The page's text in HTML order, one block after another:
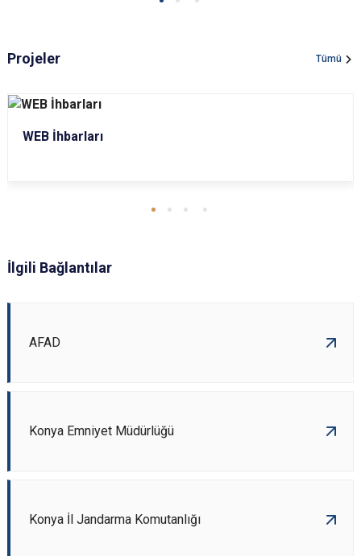
Projeler Tümü
WEB İhbarları
İlgili Bağlantılar
AFAD
Konya Emniyet Müdürlüğü
Konya İl Jandarma Komutanlığı